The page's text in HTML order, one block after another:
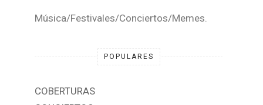
Música/Festivales/Conciertos/Memes.
POPULARES
COBERTURAS